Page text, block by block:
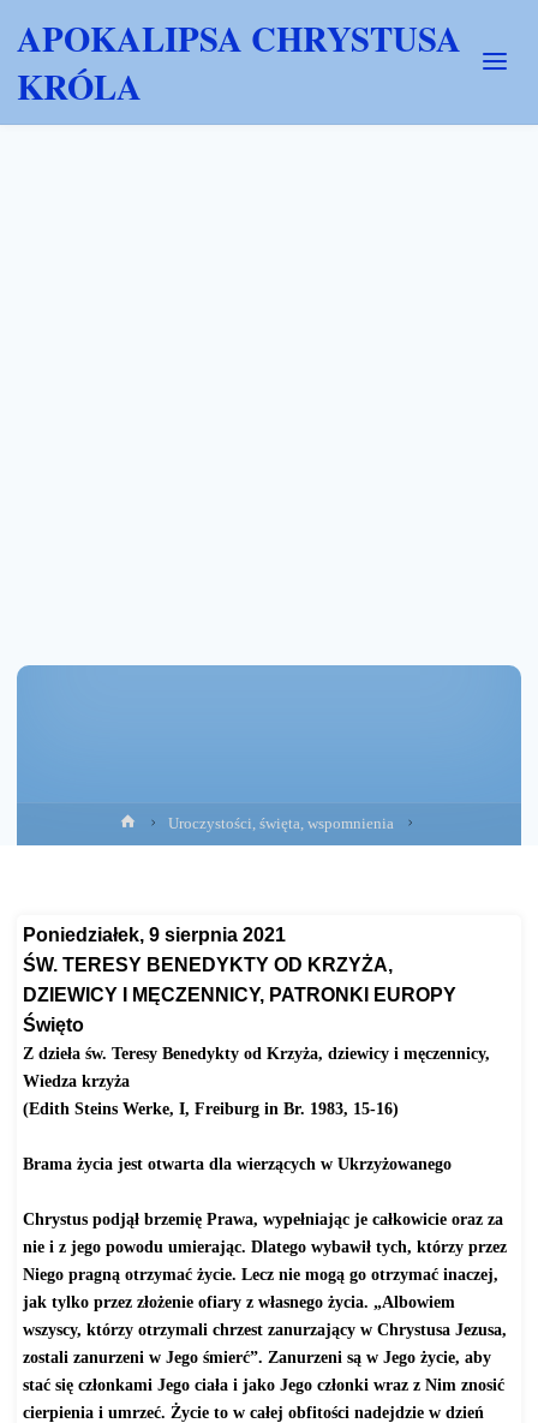
APOKALIPSA CHRYSTUSA
KRÓLA
Strona
główna
Uroczystości, święta, wspomnienia
Poniedziałek, 9 sierpnia 2021
ŚW. TERESY BENEDYKTY OD KRZYŻA,
DZIEWICY I MĘCZENNICY, PATRONKI EUROPY
Święto
Z dzieła św. Teresy Benedykty od Krzyża, dziewicy i męczennicy,
Wiedza krzyża
(Edith Steins Werke, I, Freiburg in Br. 1983, 15-16)
Brama życia jest otwarta dla wierzących w Ukrzyżowanego
Chrystus podjął brzemię Prawa, wypełniając je całkowicie oraz za
nie i z jego powodu umierając. Dlatego wybawił tych, którzy przez
Niego pragną otrzymać życie. Lecz nie mogą go otrzymać inaczej,
jak tylko przez złożenie ofiary z własnego życia. „Albowiem
wszyscy, którzy otrzymali chrzest zanurzający w Chrystusa Jezusa,
zostali zanurzeni w Jego śmierć”. Zanurzeni są w Jego życie, aby
stać się członkami Jego ciała i jako Jego członki wraz z Nim znosić
cierpienia i umrzeć. Życie to w całej obfitości nadejdzie w dzień